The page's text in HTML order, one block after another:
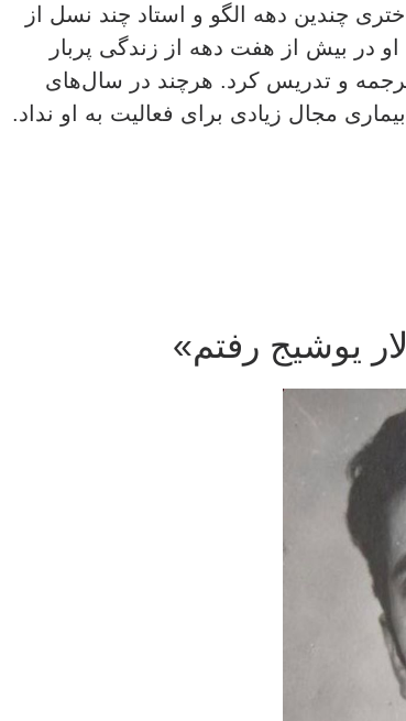
چندین دهه الگو و استاد چند نسل از
در بیش از هفت دهه از زندگی پربار
و تدریس کرد. هرچند در سال‌های
مجال زیادی برای فعالیت به او نداد.
یوشیج رفتم»